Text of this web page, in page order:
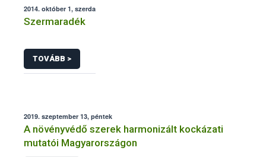
2014. október 1, szerda
Szermaradék
TOVÁBB >
2019. szeptember 13, péntek
A növényvédő szerek harmonizált kockázati
mutatói Magyarországon